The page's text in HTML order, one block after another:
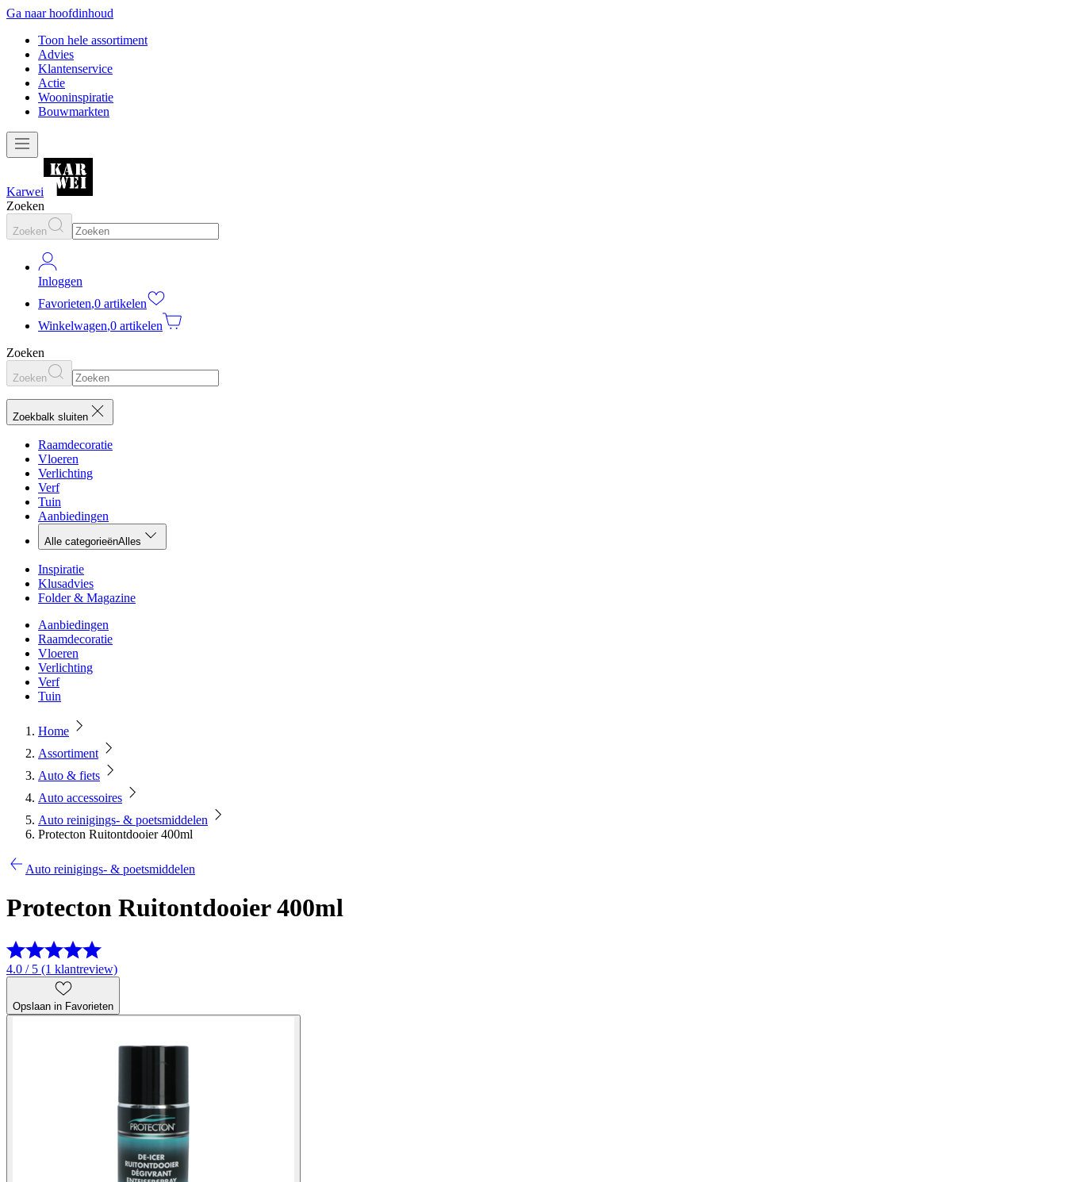
Ga naar hoofdinhoud
Toon hele assortiment
Advies
Klantenservice
Actie
Wooninspiratie
Bouwmarkten
Karwei
Zoeken
Zoeken
Inloggen
Favorieten,0 artikelen
Winkelwagen,0 artikelen
Zoeken
Zoeken
Zoekbalk sluiten
Raamdecoratie
Vloeren
Verlichting
Verf
Tuin
Aanbiedingen
Alle categorieënAlles
Inspiratie
Klusadvies
Folder & Magazine
Aanbiedingen
Raamdecoratie
Vloeren
Verlichting
Verf
Tuin
Home
Assortiment
Auto & fiets
Auto accessoires
Auto reinigings- & poetsmiddelen
Protecton Ruitontdooier 400ml
Auto reinigings- & poetsmiddelen
Protecton Ruitontdooier 400ml
4.0 / 5 (1 klantreview)
Opslaan in Favorieten